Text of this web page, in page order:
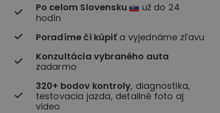
Po celom Slovensku
už do 24
hodín
Poradíme či kúpiťa vyjednáme zľavu
Konzultácia vybraného auta
zadarmo
320+ bodov kontroly, diagnostika,
testovacia jazda, detailné foto aj
video